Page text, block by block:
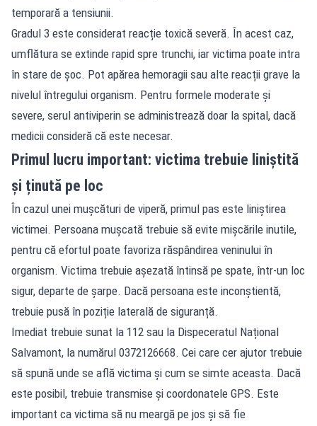
temporară a tensiunii.
Gradul 3 este considerat reacție toxică severă. În acest caz,
umflătura se extinde rapid spre trunchi, iar victima poate intra
în stare de șoc. Pot apărea hemoragii sau alte reacții grave la
nivelul întregului organism. Pentru formele moderate și
severe, serul antiviperin se administrează doar la spital, dacă
medicii consideră că este necesar.
Primul lucru important: victima trebuie liniștită
și ținută pe loc
În cazul unei mușcături de viperă, primul pas este liniștirea
victimei. Persoana mușcată trebuie să evite mișcările inutile,
pentru că efortul poate favoriza răspândirea veninului în
organism. Victima trebuie așezată întinsă pe spate, într-un loc
sigur, departe de șarpe. Dacă persoana este inconștientă,
trebuie pusă în poziție laterală de siguranță.
Imediat trebuie sunat la 112 sau la Dispeceratul Național
Salvamont, la numărul 0372126668. Cei care cer ajutor trebuie
să spună unde se află victima și cum se simte aceasta. Dacă
este posibil, trebuie transmise și coordonatele GPS. Este
important ca victima să nu meargă pe jos și să fie